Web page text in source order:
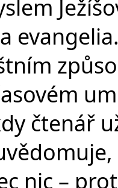
čtenář
nic –